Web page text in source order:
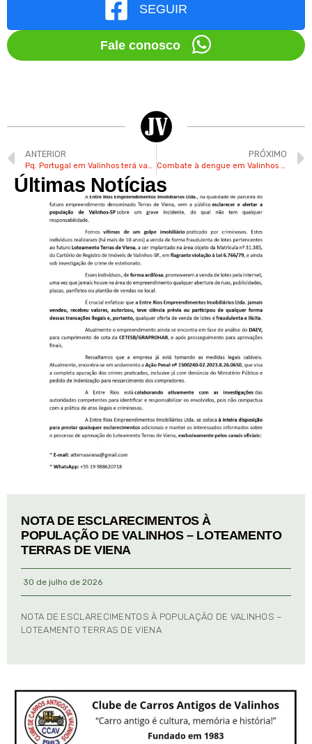
SEGUIR
Fale conosco
ANTERIOR
Pq. Portugal em Valinhos terá vacina contra covid-19 para crianças
PRÓXIMO
Combate à dengue em Valinhos conta com ação noturna
Últimas Notícias
NOTA DE ESCLARECIMENTOS À
POPULAÇÃO DE VALINHOS – LOTEAMENTO
TERRAS DE VIENA
30 de julho de 2026
NOTA DE ESCLARECIMENTOS À POPULAÇÃO DE VALINHOS –
LOTEAMENTO TERRAS DE VIENA